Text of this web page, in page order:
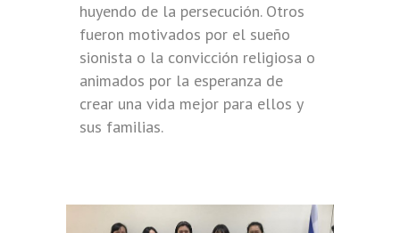
huyendo de la persecución. Otros
fueron motivados por el sueño
sionista o la convicción religiosa o
animados por la esperanza de
crear una vida mejor para ellos y
sus familias.